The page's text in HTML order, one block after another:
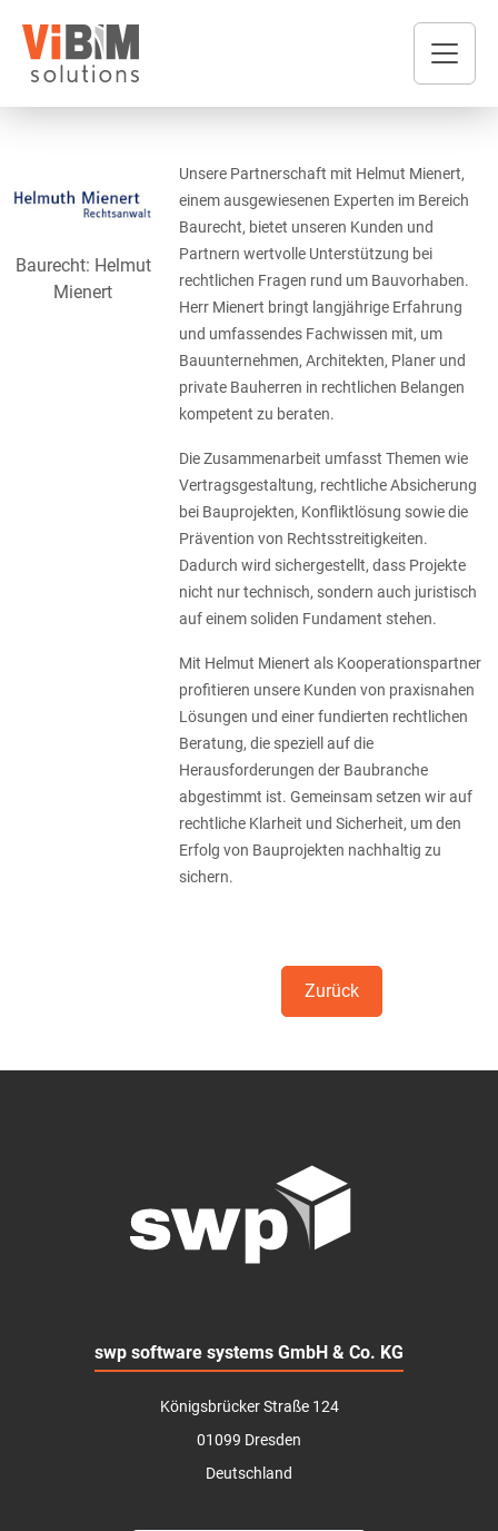
Baurecht: Helmut
Mienert
Unsere Partnerschaft mit Helmut Mienert,
einem ausgewiesenen Experten im Bereich
Baurecht, bietet unseren Kunden und
Partnern wertvolle Unterstützung bei
rechtlichen Fragen rund um Bauvorhaben.
Herr Mienert bringt langjährige Erfahrung
und umfassendes Fachwissen mit, um
Bauunternehmen, Architekten, Planer und
private Bauherren in rechtlichen Belangen
kompetent zu beraten.
Die Zusammenarbeit umfasst Themen wie
Vertragsgestaltung, rechtliche Absicherung
bei Bauprojekten, Konfliktlösung sowie die
Prävention von Rechtsstreitigkeiten.
Dadurch wird sichergestellt, dass Projekte
nicht nur technisch, sondern auch juristisch
auf einem soliden Fundament stehen.
Mit Helmut Mienert als Kooperationspartner
profitieren unsere Kunden von praxisnahen
Lösungen und einer fundierten rechtlichen
Beratung, die speziell auf die
Herausforderungen der Baubranche
abgestimmt ist. Gemeinsam setzen wir auf
rechtliche Klarheit und Sicherheit, um den
Erfolg von Bauprojekten nachhaltig zu
sichern.
Zurück
swp software systems GmbH & Co. KG
Königsbrücker Straße 124
01099 Dresden
Deutschland